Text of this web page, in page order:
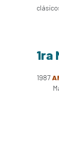
1ra
1987